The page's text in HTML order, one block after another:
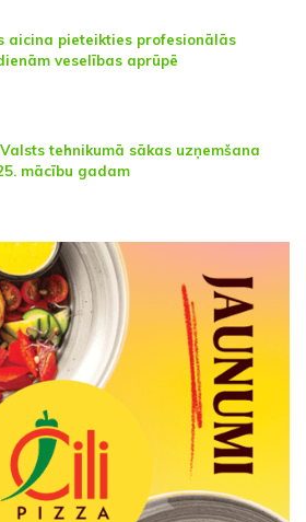
aicina pieteikties profesionālās
veselības aprūpē
tehnikumā sākas uzņemšana
mācību gadam